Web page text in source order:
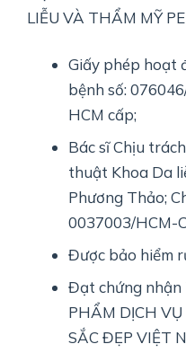
LIỄU VÀ THẨM MỸ
Giấy phép hoạt
bệnh số:
HCM cấp;
Bác sĩ Chịu
thuật Khoa Da
Phương Thảo;
0037003/HCM-
Được bảo hiểm
Đạt chứng nhận
PHẨM DỊCH VỤ
SẮC ĐẸP VIỆT